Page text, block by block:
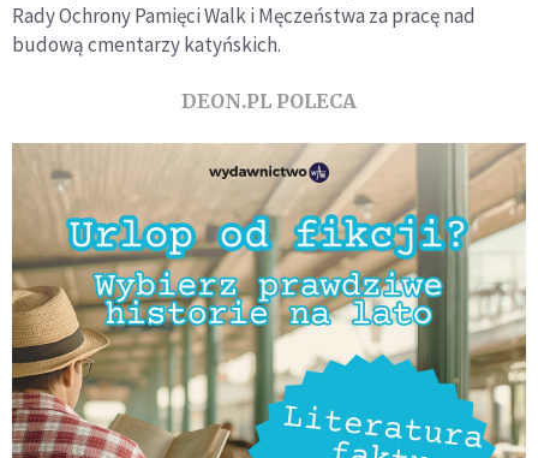
Rady Ochrony Pamięci Walk i Męczeństwa za pracę nad
budową cmentarzy katyńskich.
DEON.PL POLECA